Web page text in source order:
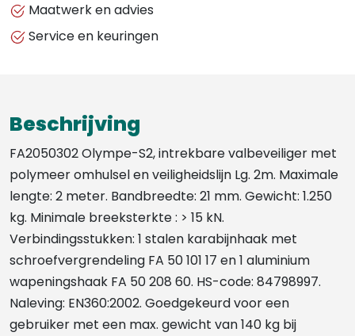
S2,
INTREKBARE
OMHULSEL
EN
VEILIGHEIDSLIJN
LG.
2M
aantal
Maatwerk en advies
Service en keuringen
Beschrijving
FA2050302 Olympe-S2, intrekbare valbeveiliger met
polymeer omhulsel en veiligheidslijn Lg. 2m. Maximale
lengte: 2 meter. Bandbreedte: 21 mm. Gewicht: 1.250
kg. Minimale breeksterkte : > 15 kN.
Verbindingsstukken: 1 stalen karabijnhaak met
schroefvergrendeling FA 50 101 17 en 1 aluminium
wapeningshaak FA 50 208 60. HS-code: 84798997.
Naleving: EN360:2002. Goedgekeurd voor een
gebruiker met een max. gewicht van 140 kg bij